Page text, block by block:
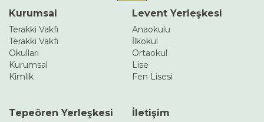
Kurumsal
Terakki Vakfı
Terakki Vakfı
Okulları
Kurumsal
Kimlik
Levent Yerleşkesi
Anaokulu
İlkokul
Ortaokul
Lise
Fen Lisesi
Tepeören Yerleşkesi İletişim